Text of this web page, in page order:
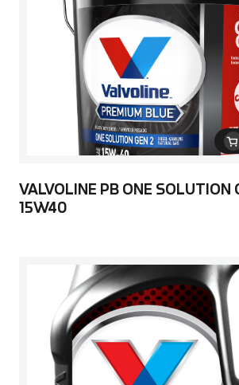
VALVOLINE PB ONE SOLUTION
15W40